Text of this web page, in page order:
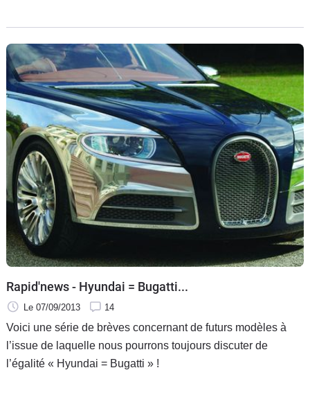
Rapid'news - Hyundai = Bugatti...
Le 07/09/2013 14
Voici une série de brèves concernant de futurs modèles à
l’issue de laquelle nous pourrons toujours discuter de
l’égalité « Hyundai = Bugatti » !